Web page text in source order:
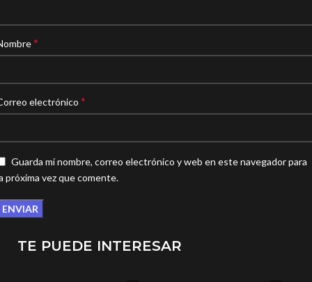
*
electrónico *
Guarda mi nombre, correo electrónico y web en este navegador para
próxima vez que comente.
TE PUEDE INTERESAR